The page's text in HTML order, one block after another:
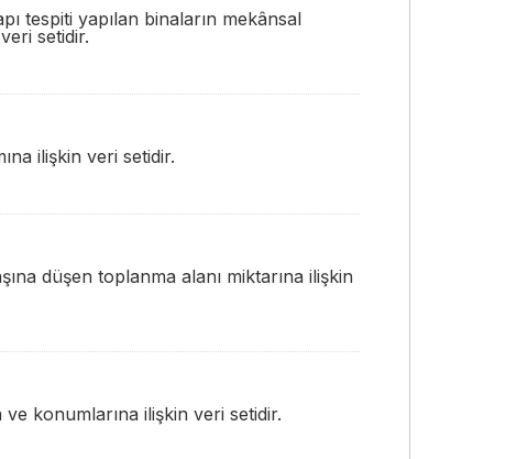
tespiti yapılan binaların mekânsal
setidir.
ilişkin veri setidir.
düşen toplanma alanı miktarına ilişkin
konumlarına ilişkin veri setidir.